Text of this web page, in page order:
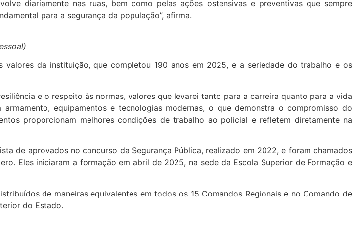
diariamente nas ruas, bem como pelas ações ostensivas e preventivas que sempre
para a segurança da população”, afirma.
da instituição, que completou 190 anos em 2025, e a seriedade do trabalho e os
e o respeito às normas, valores que levarei tanto para a carreira quanto para a vida
equipamentos e tecnologias modernas, o que demonstra o compromisso do
proporcionam melhores condições de trabalho ao policial e refletem diretamente na
de aprovados no concurso da Segurança Pública, realizado em 2022, e foram chamados
Eles iniciaram a formação em abril de 2025, na sede da Escola Superior de Formação e
de maneiras equivalentes em todos os 15 Comandos Regionais e no Comando de
do Estado.